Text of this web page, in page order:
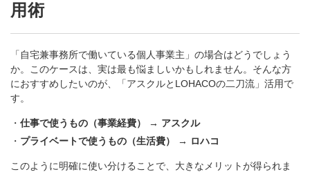
用術
「自宅兼事務所で働いている個人事業主」の場合はどうでしょう
か。このケースは、実は最も悩ましいかもしれません。そんな方
におすすめしたいのが、「アスクルと LOHACOの二刀流」活用で
す。
仕事で使うもの（事業経費） → アスクル
プライベートで使うもの（生活費） → ロハコ
このように明確に使い分けることで、大きなメリットが得られま